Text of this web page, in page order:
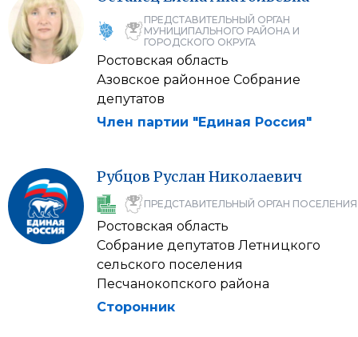
ПРЕДСТАВИТЕЛЬНЫЙ ОРГАН
МУНИЦИПАЛЬНОГО РАЙОНА И
ГОРОДСКОГО ОКРУГА
Ростовская область
Азовское районное Собрание
депутатов
Член партии "Единая Россия"
Рубцов РусланНиколаевич
ПРЕДСТАВИТЕЛЬНЫЙ ОРГАН ПОСЕЛЕНИЯ
Ростовская область
Собрание депутатов Летницкого
сельского поселения
Песчанокопского района
Сторонник